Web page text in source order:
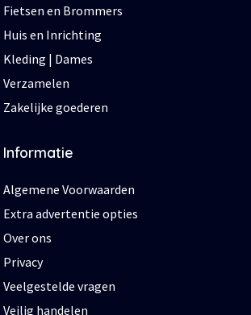
Fietsen en Brommers
Huis en Inrichting
Kleding | Dames
Verzamelen
Zakelijke goederen
Informatie
Algemene Voorwaarden
Extra advertentie opties
Over ons
Privacy
Veelgestelde vragen
Veilig handelen